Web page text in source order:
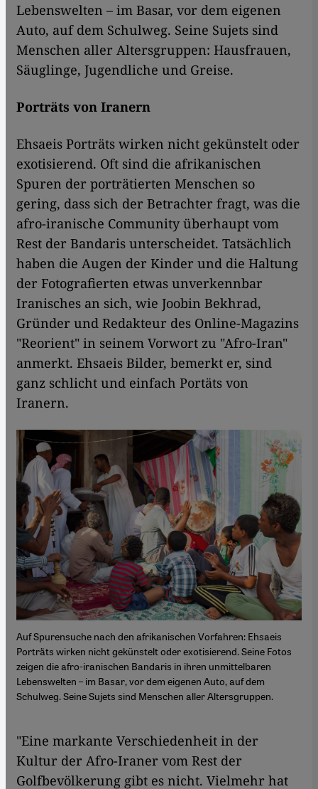
Lebenswelten – im Basar, vor dem eigenen
Auto, auf dem Schulweg. Seine Sujets sind
Menschen aller Altersgruppen: Hausfrauen,
Säuglinge, Jugendliche und Greise.
Porträts von Iranern
Ehsaeis Porträts wirken nicht gekünstelt oder
exotisierend. Oft sind die afrikanischen
Spuren der porträtierten Menschen so
gering, dass sich der Betrachter fragt, was die
afro-iranische Community überhaupt vom
Rest der Bandaris unterscheidet. Tatsächlich
haben die Augen der Kinder und die Haltung
der Fotografierten etwas unverkennbar
Iranisches an sich, wie Joobin Bekhrad,
Gründer und Redakteur des Online-Magazins
"Reorient" in seinem Vorwort zu "Afro-Iran"
anmerkt. Ehsaeis Bilder, bemerkt er, sind
ganz schlicht und einfach Portäts von
Iranern.
Auf Spurensuche nach den afrikanischen Vorfahren: Ehsaeis
Porträts wirken nicht gekünstelt oder exotisierend. Seine Fotos
zeigen die afro-iranischen Bandaris in ihren unmittelbaren
Lebenswelten – im Basar, vor dem eigenen Auto, auf dem
Schulweg. Seine Sujets sind Menschen aller Altersgruppen.
"Eine markante Verschiedenheit in der
Kultur der Afro-Iraner vom Rest der
Golfbevölkerung gibt es nicht. Vielmehr hat